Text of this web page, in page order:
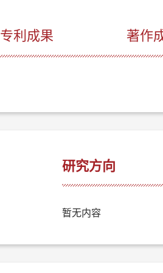
专利成果 著作
研究方向
暂无内容